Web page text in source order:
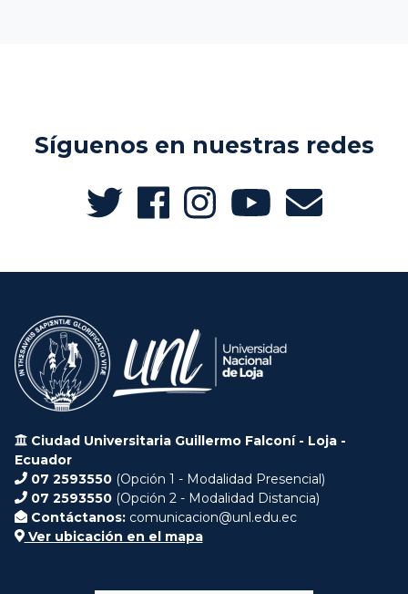
Síguenos en nuestras redes
Ciudad Universitaria Guillermo Falconí - Loja -
Ecuador
07 2593550 (Opción 1 - Modalidad Presencial)
07 2593550 (Opción 2 - Modalidad Distancia)
Contáctanos: comunicacion@unl.edu.ec
Ver ubicación en el mapa